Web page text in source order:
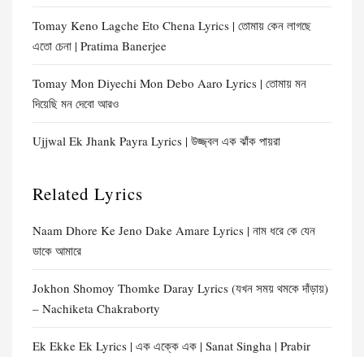
Tomay Keno Lagche Eto Chena Lyrics | তোমায় কেন লাগছে
এতো চেনা | Pratima Banerjee
Tomay Mon Diyechi Mon Debo Aaro Lyrics | তোমায় মন
দিয়েছি মন দেবো আরও
Ujjwal Ek Jhank Payra Lyrics | উজ্জ্বল এক ঝাঁক পায়রা
Related Lyrics
Naam Dhore Ke Jeno Dake Amare Lyrics | নাম ধরে কে যেন
ডাকে আমারে
Jokhon Shomoy Thomke Daray Lyrics (যখন সময় থমকে দাঁড়ায়)
– Nachiketa Chakraborty
Ek Ekke Ek Lyrics | এক এক্কে এক | Sanat Singha | Prabir